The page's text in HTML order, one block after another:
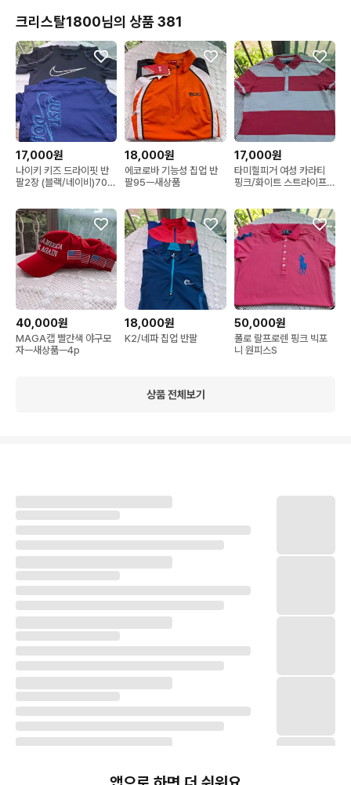
크리스탈1800님의 상품 381
17,000원
나이키 키즈 드라이핏 반
팔2장 (블랙/네이비)70ㅡ
18,000원
에코로바 기능성 집업 반
팔95ㅡ새상품
17,000원
타미힐피거 여성 카라티
핑크/화이트 스트라이프
40,000원
MAGA캡 빨간색 야구모
자ㅡ새상품ㅡ4p
18,000원
K2/네파 집업 반팔
50,000원
폴로 랄프로렌 핑크 빅포
니 원피스S
상품 전체보기